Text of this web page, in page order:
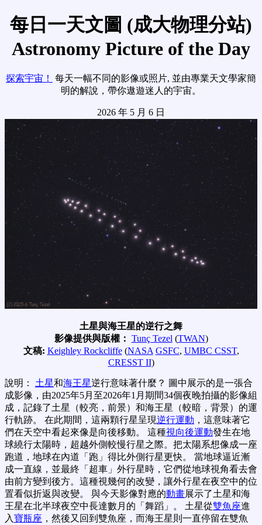
每日一天文圖 (成大物理分站)
Astronomy Picture of the Day
探索宇宙！
每天一幅不同的影像或照片, 並由專業天文學家簡
明的解說，帶你遨遊迷人的宇宙。
2026 年 5 月 6 日
土星與海王星的逆行之舞
影像提供與版權： Tunç Tezel (TWAN)
文稿: Keighley Rockcliffe(NASA GSFC, UMBC CSST,
CRESST II)
說明： 土星和海王星逆行意味著什麼？ 圖中展示的是一張合
成影像，由2025年5月至2026年1月期間34個夜晚拍攝的影像組
成，記錄了土星（較亮，前景）和海王星（較暗，背景）的運
行軌跡。 在此期間，這兩顆行星呈現逆行運動 ，這意味著它
們在天空中看起來像是向後移動。 這種視向後運動發生在地
球繞行太陽時，超越外側較慢行星之際。把太陽系想像成一座
跑道，地球在內道「跑」得比外側行星更快。 當地球逼近漸
成一直線，並最終「超車」外行星時，它們從地球視角看去會
由前方變到後方。這種視幾何的改變，讓外行星在夜空中的位
置看似折返與改變。 與今天影像對應的動畫展示了土星和海
王星在北半球夜空中長達數月的「舞蹈」。 土星從雙魚座進
入寶瓶座 ，然後又回到雙魚座，而海王星則一直停留在雙魚